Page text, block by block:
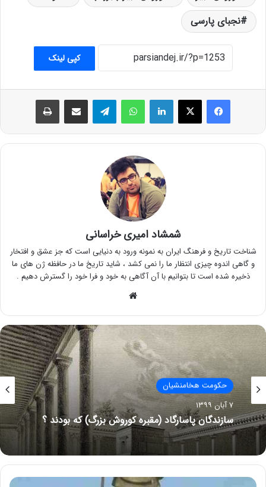
نجبای پارسی
کپی لینک
فیس بوک X لینکدین واتس آپ تلگرام اشتراک گذاری از طریق ایمیل چاپ
شمشاد امیری خراسانی
شناخت تاریخ و فرهنگ ایران به نمونه ورود به دنیایی است که جز عشق و افتخار
و گاهی اندوه چیزی انتظار ما را نمی کشد ، شاید تاریخ ما در حافظه ژن های ما
ذخیره شده است تا بتوانیم با آن آگاهی به خود و فرا خود را گسترش دهیم .
حکومت هخامنشیان
۷ آبان ۱۳۹۹
سازندگان پاسارگاد (مقبره کوروش بزرگ) که بودند ؟